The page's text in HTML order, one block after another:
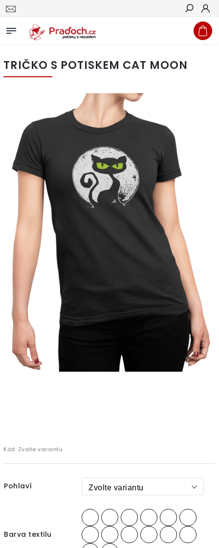
Hledat
TRIČKO S POTISKEM CAT MOON
Kód: Zvolte variantu
Pohlaví
Barva textilu